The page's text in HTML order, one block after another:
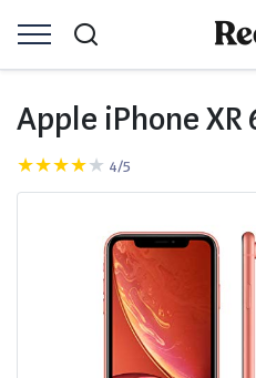
Apple iPhone XR
4/5